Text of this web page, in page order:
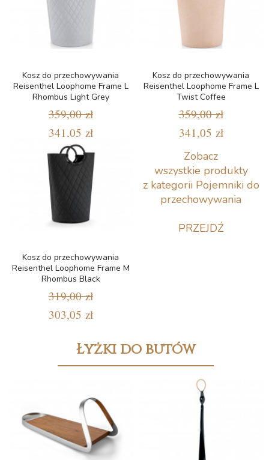
Kosz do przechowywania
Reisenthel Loophome Frame L
Rhombus Light Grey
359,00 zł
341,05 zł
Kosz do przechowywania
Reisenthel Loophome Frame L
Twist Coffee
359,00 zł
341,05 zł
Kosz do przechowywania
Reisenthel Loophome Frame M
Rhombus Black
319,00 zł
303,05 zł
Zobacz
wszystkie produkty
z kategorii Pojemniki do
przechowywania
PRZEJDŹ
Łyżki do butów